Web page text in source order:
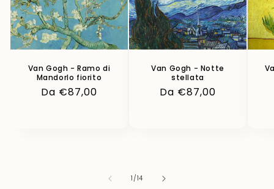
Van Gogh - Ramo di
Mandorlo fiorito
Prezzo
Da €87,00
Van Gogh - Notte
stellata
Prezzo
Da €87,00
1/su
14